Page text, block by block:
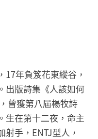
17年負笈花東縱谷，
出版詩集《人該如何
曾獲第八屆楊牧詩
生在第十二夜，命主
手，ENTJ型人，